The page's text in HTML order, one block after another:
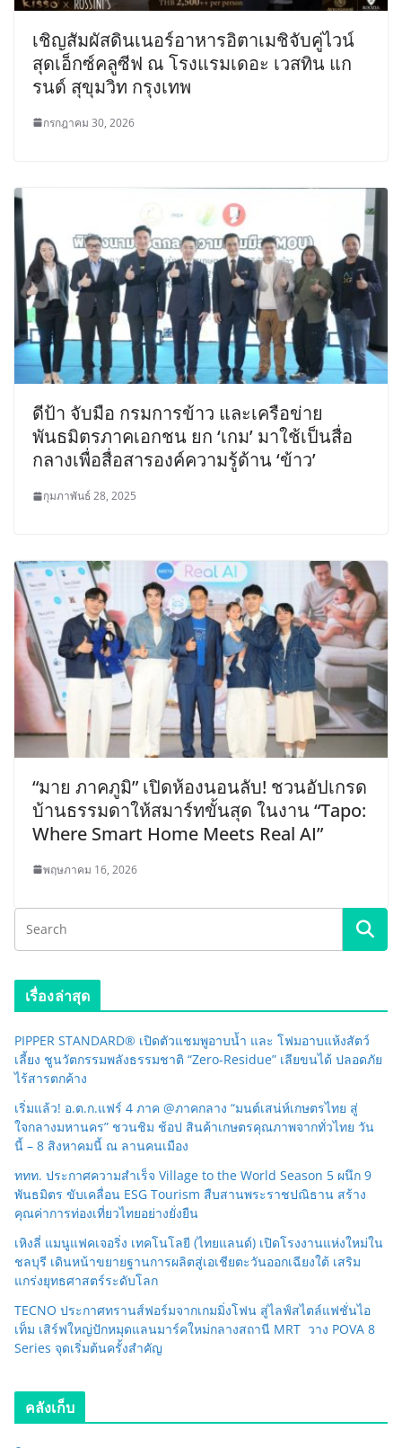
เชิญสัมผัสดินเนอร์อาหารอิตาเมชิจับคู่ไวน์
สุดเอ็กซ์คลูซีฟ ณ โรงแรมเดอะ เวสทิน แก
รนด์ สุขุมวิท กรุงเทพ
กรกฎาคม 30, 2026
ดีป้า จับมือ กรมการข้าว และเครือข่าย
พันธมิตรภาคเอกชน ยก ‘เกม’ มาใช้เป็นสื่อ
กลางเพื่อสื่อสารองค์ความรู้ด้าน ‘ข้าว’
กุมภาพันธ์ 28, 2025
“มาย ภาคภูมิ” เปิดห้องนอนลับ! ชวนอัปเกรด
บ้านธรรมดาให้สมาร์ทขั้นสุด ในงาน “Tapo:
Where Smart Home Meets Real AI”
พฤษภาคม 16, 2026
เรื่องล่าสุด
PIPPER STANDARD® เปิดตัวแชมพูอาบน้ำ และ โฟมอาบแห้งสัตว์
เลี้ยง ชูนวัตกรรมพลังธรรมชาติ “Zero-Residue” เลียขนได้ ปลอดภัย
ไร้สารตกค้าง
เริ่มแล้ว! อ.ต.ก.แฟร์ 4 ภาค @ภาคกลาง “มนต์เสน่ห์เกษตรไทย สู่
ใจกลางมหานคร” ชวนชิม ช้อป สินค้าเกษตรคุณภาพจากทั่วไทย วัน
นี้ – 8 สิงหาคมนี้ ณ ลานคนเมือง
ททท. ประกาศความสำเร็จ Village to the World Season 5 ผนึก 9
พันธมิตร ขับเคลื่อน ESG Tourism สืบสานพระราชปณิธาน สร้าง
คุณค่าการท่องเที่ยวไทยอย่างยั่งยืน
เหิงลี่ แมนูแฟคเจอริ่ง เทคโนโลยี (ไทยแลนด์) เปิดโรงงานแห่งใหม่ใน
ชลบุรี เดินหน้าขยายฐานการผลิตสู่เอเชียตะวันออกเฉียงใต้ เสริม
แกร่งยุทธศาสตร์ระดับโลก
TECNO ประกาศทรานส์ฟอร์มจากเกมมิ่งโฟน สู่ไลฟ์สไตล์แฟชั่นไอ
เท็ม เสิร์ฟใหญ่ปักหมุดแลนมาร์คใหม่กลางสถานี MRT วาง POVA 8
Series จุดเริ่มต้นครั้งสำคัญ
คลังเก็บ